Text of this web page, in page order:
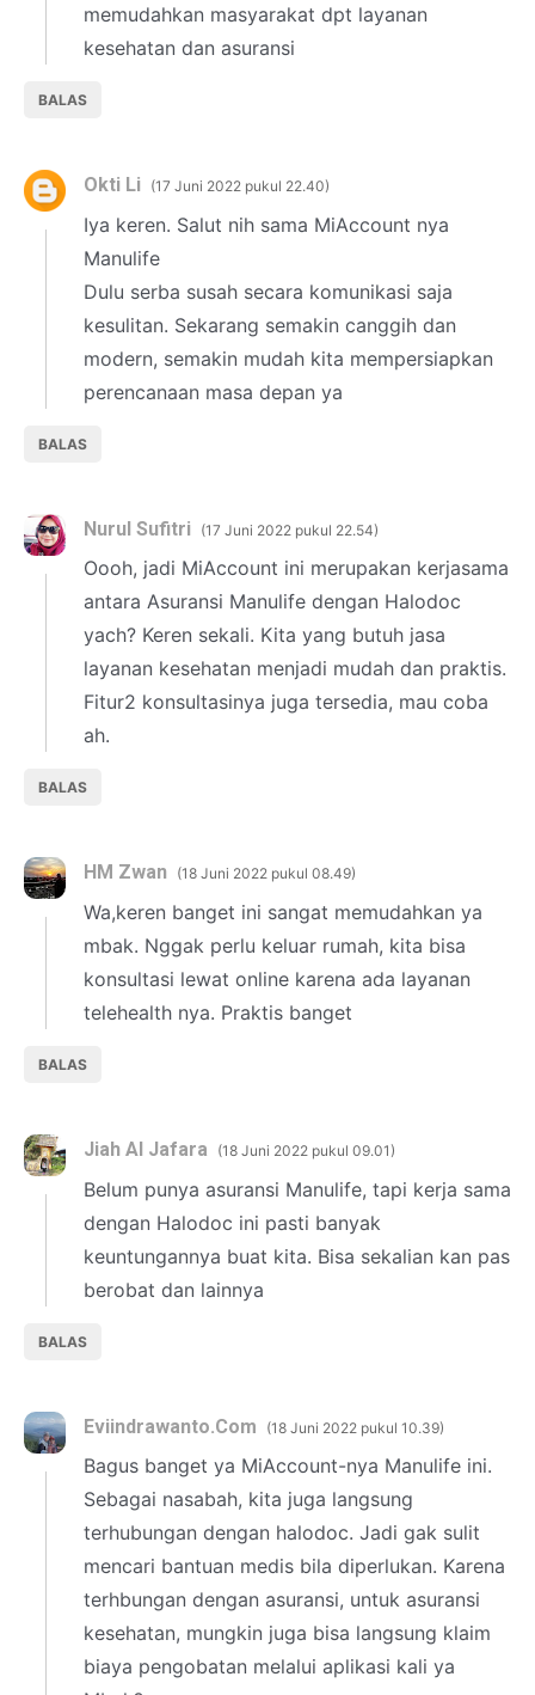
memudahkan masyarakat dpt layanan
kesehatan dan asuransi
BALAS
Okti Li 17 Juni 2022 pukul 22.40
Iya keren. Salut nih sama MiAccount nya
Manulife
Dulu serba susah secara komunikasi saja
kesulitan. Sekarang semakin canggih dan
modern, semakin mudah kita mempersiapkan
perencanaan masa depan ya
BALAS
Nurul Sufitri 17 Juni 2022 pukul 22.54
Oooh, jadi MiAccount ini merupakan kerjasama
antara Asuransi Manulife dengan Halodoc
yach? Keren sekali. Kita yang butuh jasa
layanan kesehatan menjadi mudah dan praktis.
Fitur2 konsultasinya juga tersedia, mau coba
ah.
BALAS
HM Zwan 18 Juni 2022 pukul 08.49
Wa,keren banget ini sangat memudahkan ya
mbak. Nggak perlu keluar rumah, kita bisa
konsultasi lewat online karena ada layanan
telehealth nya. Praktis banget
BALAS
Jiah Al Jafara 18 Juni 2022 pukul 09.01
Belum punya asuransi Manulife, tapi kerja sama
dengan Halodoc ini pasti banyak
keuntungannya buat kita. Bisa sekalian kan pas
berobat dan lainnya
BALAS
Eviindrawanto.Com 18 Juni 2022 pukul 10.39
Bagus banget ya MiAccount-nya Manulife ini.
Sebagai nasabah, kita juga langsung
terhubungan dengan halodoc. Jadi gak sulit
mencari bantuan medis bila diperlukan. Karena
terhbungan dengan asuransi, untuk asuransi
kesehatan, mungkin juga bisa langsung klaim
biaya pengobatan melalui aplikasi kali ya